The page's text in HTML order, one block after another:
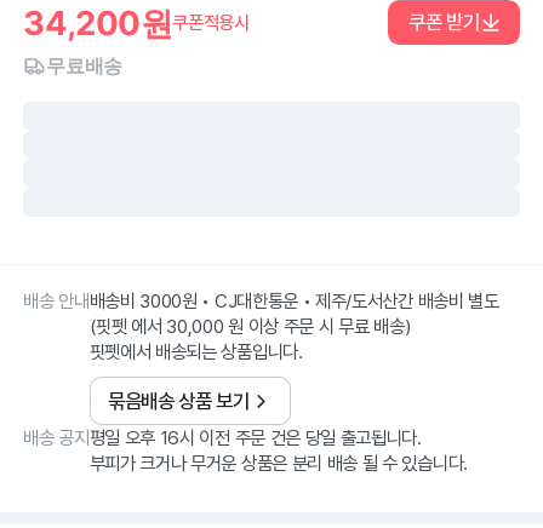
34,200원쿠폰적용시 쿠폰 받기
무료배송
배송 안내배송비 3000원 • CJ대한통운 • 제주/도서산간 배송비 별도
(핏펫 에서 30,000 원 이상 주문 시 무료 배송)
핏펫에서 배송되는 상품입니다.
묶음배송 상품 보기
배송 공지평일 오후 16시 이전 주문 건은 당일 출고됩니다.
부피가 크거나 무거운 상품은 분리 배송 될 수 있습니다.